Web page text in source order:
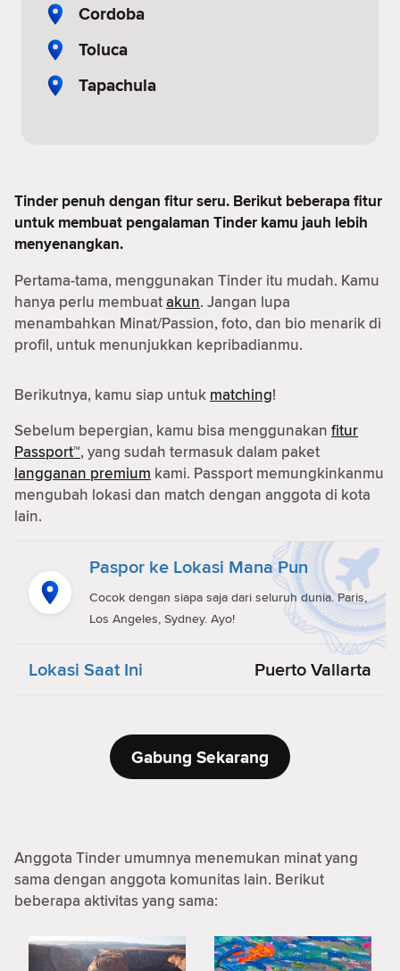
Cordoba
Toluca
Tapachula
Tinder penuh dengan fitur seru. Berikut beberapa fitur
untuk membuat pengalaman Tinder kamu jauh lebih
menyenangkan.
Pertama-tama, menggunakan Tinder itu mudah. Kamu
hanya perlu membuatakun. Jangan lupa
menambahkan Minat/Passion, foto, dan bio menarik di
profil, untuk menunjukkan kepribadianmu.
Berikutnya, kamu siap untuk matching!
Sebelum bepergian, kamu bisa menggunakan fitur
Passport™, yang sudah termasuk dalam paket
langganan premium kami. Passport memungkinkanmu
mengubah lokasi dan match dengan anggota di kota
lain.
Paspor ke Lokasi Mana Pun
Cocok dengan siapa saja dari seluruh dunia. Paris,
Los Angeles, Sydney. Ayo!
Lokasi Saat Ini Puerto Vallarta
Gabung Sekarang
Anggota Tinder umumnya menemukan minat yang
sama dengan anggota komunitas lain. Berikut
beberapa aktivitas yang sama: